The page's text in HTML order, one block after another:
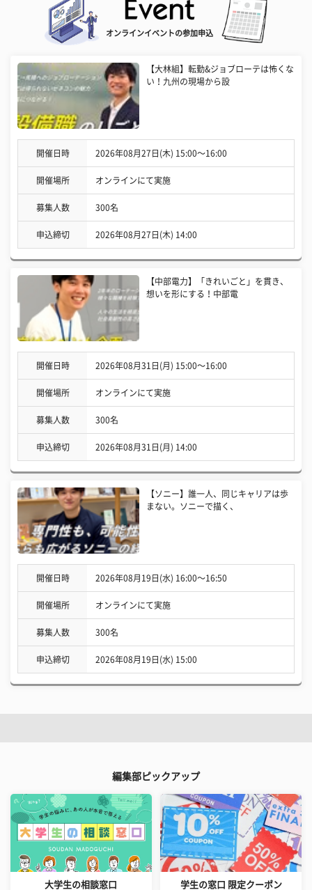
オンラインイベントの参加申込
【大林組】転勤&ジョブローテは怖くな
い！九州の現場から設
開催日時 2026年08月27日(木) 15:00〜16:00
開催場所 オンラインにて実施
募集人数 300名
申込締切 2026年08月27日(木) 14:00
【中部電力】「きれいごと」を貫き、
想いを形にする！中部電
開催日時 2026年08月31日(月) 15:00〜16:00
開催場所 オンラインにて実施
募集人数 300名
申込締切 2026年08月31日(月) 14:00
【ソニー】誰一人、同じキャリアは歩
まない。ソニーで描く、
開催日時 2026年08月19日(水) 16:00〜16:50
開催場所 オンラインにて実施
募集人数 300名
申込締切 2026年08月19日(水) 15:00
編集部ピックアップ
大学生の相談窓口 学生の窓口 限定クーポン